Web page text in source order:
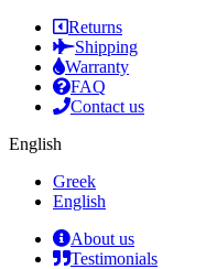
Returns
Shipping
Warranty
FAQ
Contact us
English
Greek
English
About us
Testimonials